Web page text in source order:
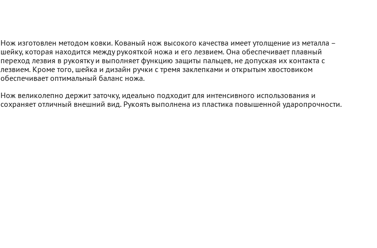
Нож изготовлен методом ковки. Кованый нож высокого качества имеет утолщение из металла –
шейку, которая находится между рукояткой ножа и его лезвием. Она обеспечивает плавный
переход лезвия в рукоятку и выполняет функцию защиты пальцев, не допуская их контакта с
лезвием. Кроме того, шейка и дизайн ручки с тремя заклепками и открытым хвостовиком
обеспечивает оптимальный баланс ножа.
Нож великолепно держит заточку, идеально подходит для интенсивного использования и
сохраняет отличный внешний вид. Рукоять выполнена из пластика повышенной ударопрочности.